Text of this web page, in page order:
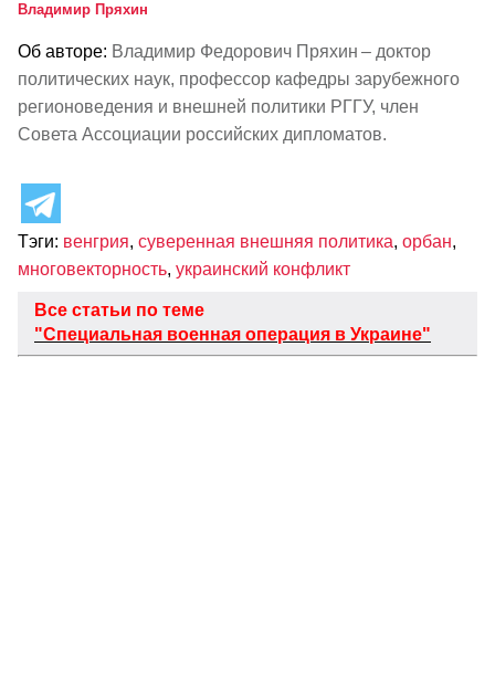
Владимир Пряхин
Об авторе: Владимир Федорович Пряхин – доктор
политических наук, профессор кафедры зарубежного
регионоведения и внешней политики РГГУ, член
Совета Ассоциации российских дипломатов.
Тэги: венгрия, суверенная внешняя политика, орбан,
многовекторность, украинский конфликт
Все статьи по теме
"Специальная военная операция в Украине"